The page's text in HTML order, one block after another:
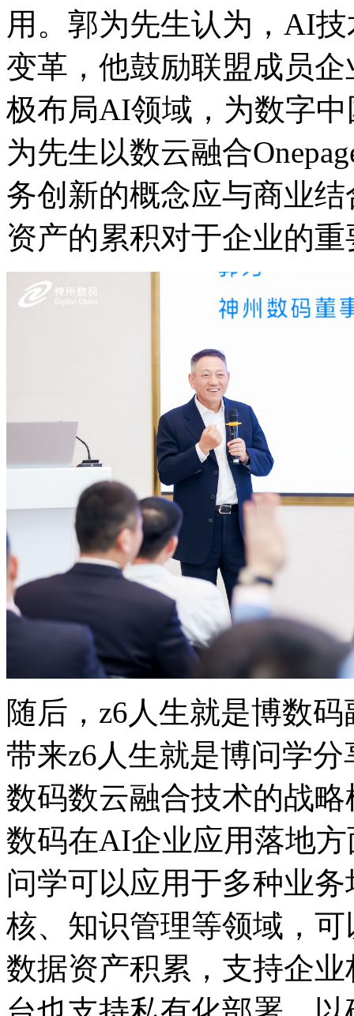
用。郭为先生认为，
变革，他鼓励联盟成员
极布局AI领域，为数字
为先生以数云融合
务创新的概念应与商业结
资产的累积对于企业的重
随后，z6人生就是博
带来z6人生就是博问学分
数码数云融合技术的战略
数码在AI企业应用落地
问学可以应用于多种业务场
核、知识管理等领域
数据资产积累，支持企